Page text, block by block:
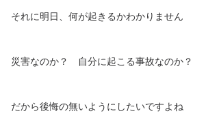
それに明日、何が起きるかわかりません
災害なのか？　自分に起こる事故なのか？
だから後悔の無いようにしたいですよね